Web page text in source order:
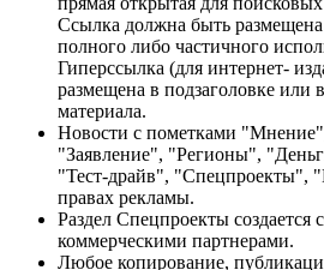
Ссылка должна быть
полного либо частичного
Гиперссылка (для интернет-
размещена в подзаголовке или
материала.
Новости с пометками
"Заявление", "Регионы",
"Тест-драйв", "Спецпроекты",
правах рекламы.
Раздел Спецпроекты создается
коммерческими партнерами.
Любое копирование,